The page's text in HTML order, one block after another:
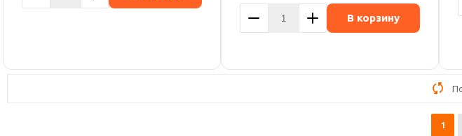
В корзину
1